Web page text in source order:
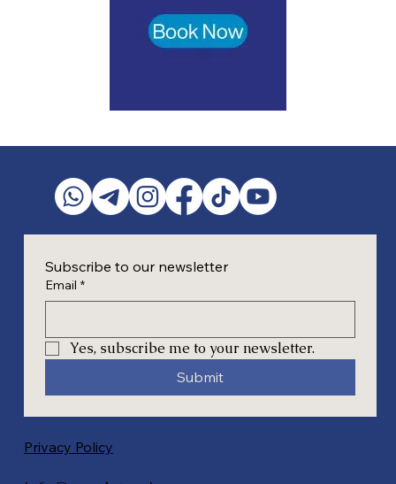
Subscribe to our newsletter
Email *
Yes, subscribe me to your newsletter.
Submit
Privacy Policy